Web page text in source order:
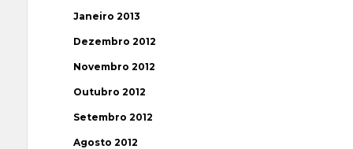
Janeiro 2013
Dezembro 2012
Novembro 2012
Outubro 2012
Setembro 2012
Agosto 2012